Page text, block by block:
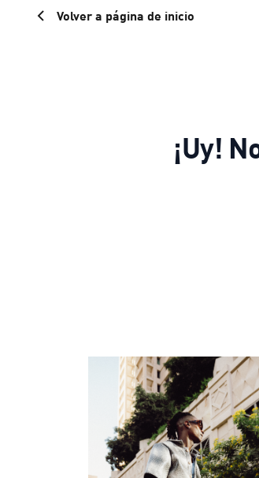
Volver a página de inicio
¡Uy!